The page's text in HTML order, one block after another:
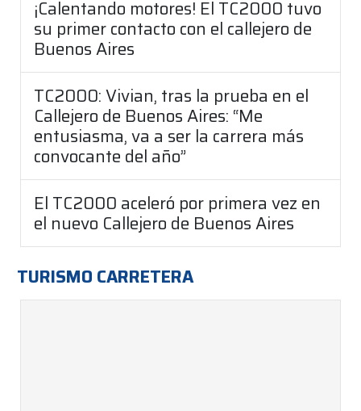
¡Calentando motores! El TC2000 tuvo
su primer contacto con el callejero de
Buenos Aires
TC2000: Vivian, tras la prueba en el
Callejero de Buenos Aires: “Me
entusiasma, va a ser la carrera más
convocante del año”
El TC2000 aceleró por primera vez en
el nuevo Callejero de Buenos Aires
TURISMO CARRETERA